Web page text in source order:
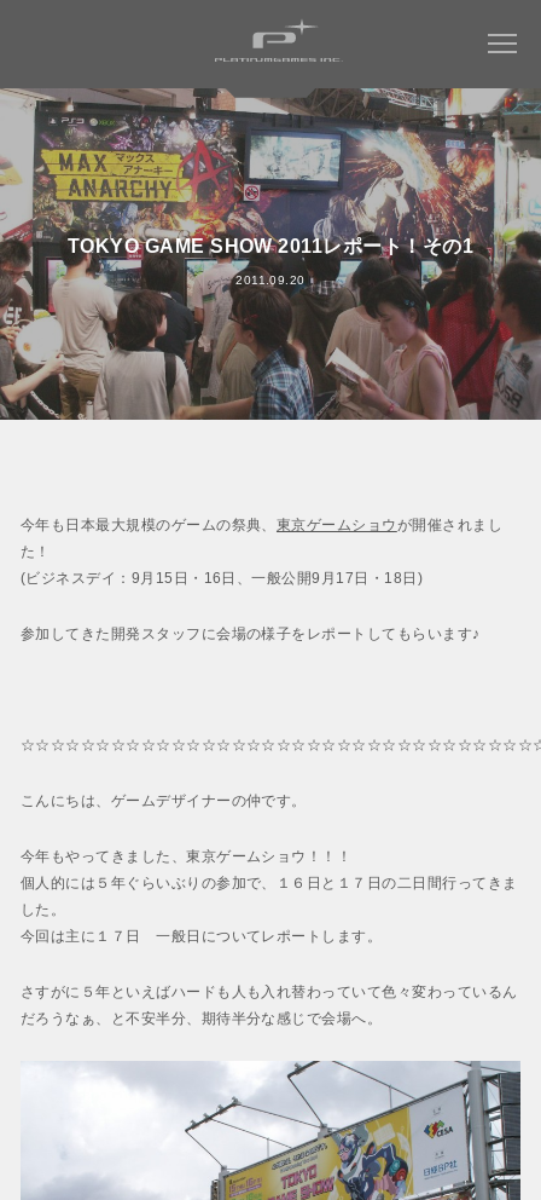
COMPANY
会社情報トップ
会社概要
社長メッセージ
社名について
パーパス ＆ バリュー
WORKS
すべてのタイトル
ミュータントタートルズ：ラスト・ローニン
NINJA GAIDEN 4
ベヨネッタ オリジンズ:
ベヨネッタ2
ベヨネッタ
MAGAZINE
RECRUIT
WORK ENVIRONMENT
TOKYO GAME SHOW 2011レポート！その1
2011.09.20
今年も日本最大規模のゲームの祭典、 東京ゲームショウが開催されまし
た！
(ビジネスデイ：9月15日・16日、一般公開9月17日・18日)
参加してきた開発スタッフに会場の様子をレポートしてもらいます♪
こんにちは、ゲームデザイナーの仲です。
今年もやってきました、東京ゲームショウ！！！
個人的には５年ぐらいぶりの参加で、１６日と１７日の二日間行ってきま
した。
今回は主に１７日 一般日についてレポートします。
さすがに５年といえばハードも人も入れ替わっていて色々変わっているん
だろうなぁ、と不安半分、期待半分な感じで会場へ。